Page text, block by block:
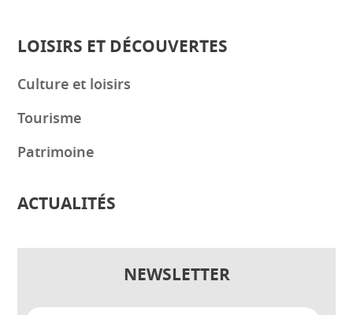
LOISIRS ET DÉCOUVERTES
Culture et loisirs
Tourisme
Patrimoine
ACTUALITÉS
NEWSLETTER